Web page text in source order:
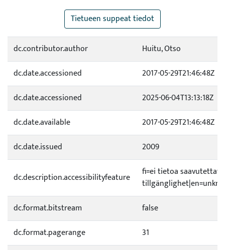
Tietueen suppeat tiedot
dc.contributor.author
Huitu, Otso
dc.date.accessioned
2017-05-29T21:46:48Z
dc.date.accessioned
2025-06-04T13:13:18Z
dc.date.available
2017-05-29T21:46:48Z
dc.date.issued
2009
dc.description.accessibilityfeature
fi=ei tietoa
dc.format.bitstream
false
dc.format.pagerange
31